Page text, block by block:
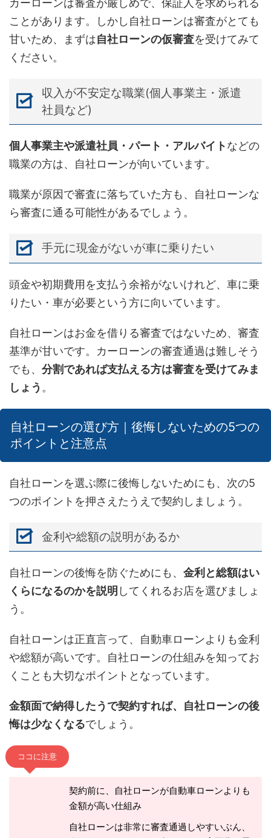
カーローンは審査が厳しめで、保証人を求められる
ことがあります。しかし自社ローンは審査がとても
甘いため、まずは自社ローンの仮審査を受けてみて
ください。
収入が不安定な職業(個人事業主・派遣
社員など)
個人事業主や派遣社員・パート・アルバイトなどの
職業の方は、自社ローンが向いています。
職業が原因で審査に落ちていた方も、自社ローンな
ら審査に通る可能性があるでしょう。
手元に現金がないが車に乗りたい
頭金や初期費用を支払う余裕がないけれど、車に乗
りたい・車が必要という方に向いています。
自社ローンはお金を借りる審査ではないため、審査
基準が甘いです。カーローンの審査通過は難しそう
でも、 分割であれば支払える方は審査を受けてみま
しょう 。
自社ローンの選び方｜後悔しないための5つの
ポイントと注意点
自社ローンを選ぶ際に後悔しないためにも、次の5
つのポイントを押さえたうえで契約しましょう。
金利や総額の説明があるか
自社ローンの後悔を防ぐためにも、 金利と総額はい
くらになるのかを説明 してくれるお店を選びましょ
う。
自社ローンは正直言って、自動車ローンよりも金利
や総額が高いです。自社ローンの仕組みを知ってお
くことも大切なポイントとなっています。
金額面で納得したうで契約すれば、自社ローンの後
悔は少なくなるでしょう。
ココに注意
契約前に、自社ローンが自動車ローンよりも
金額が高い仕組み
自社ローンは非常に審査通過しやすいぶん、